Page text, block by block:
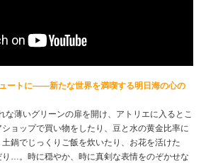
ートに――新たな世界を満喫する明日海の心の
な薄いグリーンの扉を開け、アトリエに入るとこ
ョップで買い物をしたり、豆と水の黄金比率に
鍋でじっくりご飯を炊いたり、お花を活けた
り…。時に穏やか、時に真剣な表情をのぞかせな